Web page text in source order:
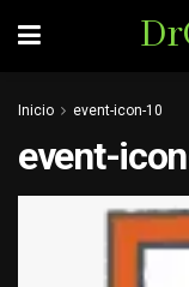
Inicio event-icon-10
event-